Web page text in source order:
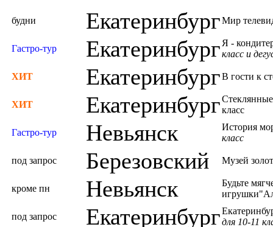
будни ЕкатеринбургМир
Гастро-тур Екатеринбург Я -
класс и
ХИТ ЕкатеринбургВ гости к
ХИТ ЕкатеринбургСтеклянные
класс
Гастро-тур Невьянск
История
класс
под запрос Березовский Музей
кроме пн Невьянск
Будьте
под запрос Екатеринбургдля 10-11